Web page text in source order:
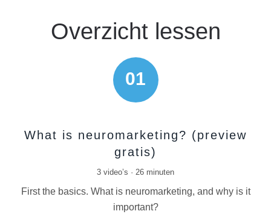
Overzicht lessen
01
What is neuromarketing? (preview
gratis)
3 video’s · 26 minuten
First the basics. What is neuromarketing, and why is it
important?